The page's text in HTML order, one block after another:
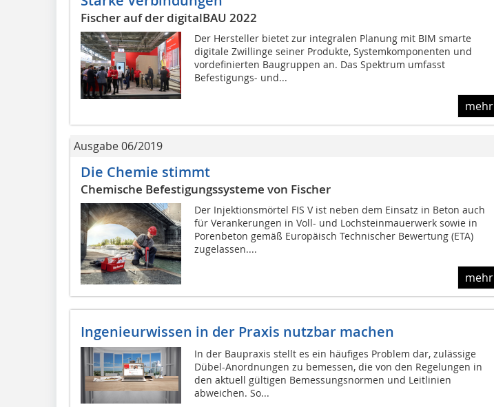
Fischer auf der digitalBAU 2022
Der Hersteller bietet zur integralen Planung mit BIM smarte
digitale Zwillinge seiner Produkte, Systemkomponenten und
vordefinierten Baugruppen an. Das Spektrum umfasst
Befestigungs- und...
mehr
Ausgabe 06/2019
Die Chemie stimmt
Chemische Befestigungssysteme von Fischer
Der Injektionsmörtel FIS V ist neben dem Einsatz in Beton auch
für Verankerungen in Voll- und Lochsteinmauerwerk sowie in
Porenbeton gemäß Europäisch Technischer Bewertung (ETA)
zugelassen....
mehr
Ingenieurwissen in der Praxis nutzbar machen
In der Baupraxis stellt es ein häufiges Problem dar, zulässige
Dübel-Anordnungen zu bemessen, die von den Regelungen in
den aktuell gültigen Bemessungsnormen und Leitlinien
abweichen. So...